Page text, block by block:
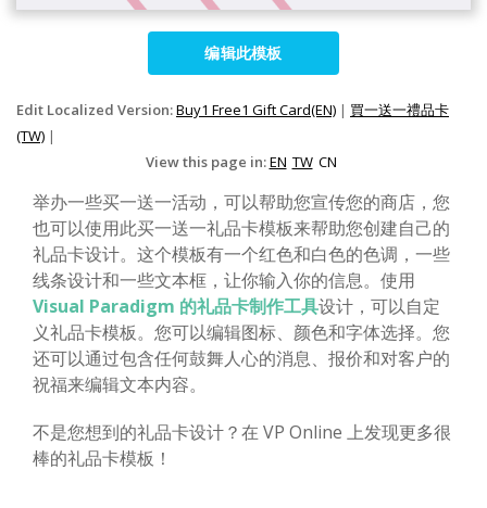
编辑此模板
Edit Localized Version:Buy1 Free1 Gift Card(EN) | 買一送一禮品卡
(TW) |
View this page in:EN TW CN
举办一些买一送一活动，可以帮助您宣传您的商店，您
也可以使用此买一送一礼品卡模板来帮助您创建自己的
礼品卡设计。这个模板有一个红色和白色的色调，一些
线条设计和一些文本框，让你输入你的信息。使用
Visual Paradigm 的礼品卡制作工具设计，可以自定
义礼品卡模板。您可以编辑图标、颜色和字体选择。您
还可以通过包含任何鼓舞人心的消息、报价和对客户的
祝福来编辑文本内容。
不是您想到的礼品卡设计？在 VP Online 上发现更多很
棒的礼品卡模板！